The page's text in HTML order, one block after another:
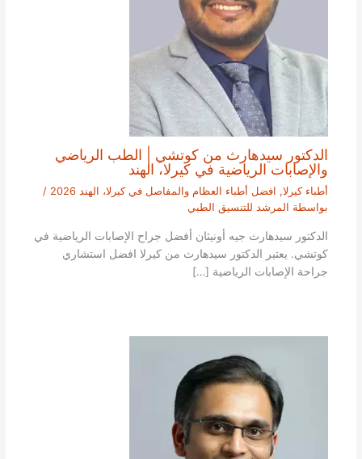
الدكتور سيدهارث من كوتشي | الطب الرياضي
والإصابات الرياضية في كيرلا، الهند
أطباء كيرلا, افضل أطباء العظام والمفاصل في كيرلا، الهند 2026
/
بواسطة المرشد للتنسيق الطبي
الدكتور سيدهارث جيه أونيثان أفضل جراح الإصابات الرياضية في
كوتشي. يعتبر الدكتور سيدهارث من كيرلا افضل استشاري
جراحة الإصابات الرياضية […]